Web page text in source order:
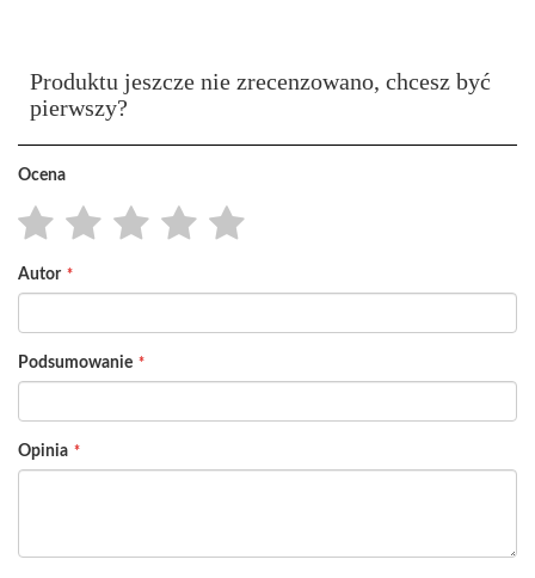
Produktu jeszcze nie zrecenzowano, chcesz być
pierwszy?
Ocena
star
stars
stars
stars
stars
Autor
Podsumowanie
Opinia